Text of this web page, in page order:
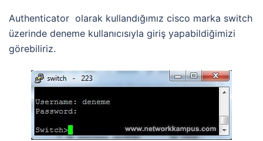
Authenticator olarak kullandığımız cisco marka switch
üzerinde deneme kullanıcısıyla giriş yapabildiğimizi
görebiliriz.